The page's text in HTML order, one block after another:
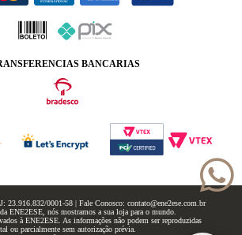
BANCARIAS
23.916.832/0001-58 | Fale Conosco: contato@ene2ese.com.br
ENE2ESE, nós mostramos a sua loja para o mundo.
à ENE2ESE. As informações não podem ser reproduzidas
ou parcialmente sem autorização prévia.